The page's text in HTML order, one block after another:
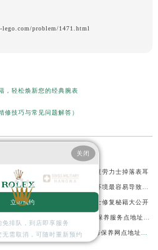
problem/1471.html
，轻松焕新您的经典腕表
修技巧与常见问题解答）
潮湿季节高发！如何预防和处理劳力士表盘生锈？ 从拆到装：手把手教你修复劳力士掉落表耳
表带松垮戴不稳？劳力士用户必看的调整秘籍！ 戴劳力士的人注意！这些环境最容易导致生锈
！ 表壳摔坏别急着扔！劳力士修复秘籍大公开
2026最新劳力士名表官方保养服务点地址实地探访报告
2026最新劳力士名表维修中心地址实地探访报告 2026最新Rolex劳力士维修保养网点地址考察报告
关闭
立即预约
免排队，到店即享服务
无需取消，可随时重新预约